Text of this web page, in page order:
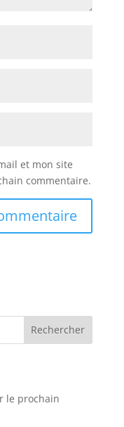
et mon site
commentaire.
Rechercher
le prochain